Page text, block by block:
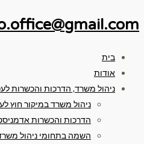
בית
אודות
ניהול משרד, הדרכות והכשרות
ניהול משרד במיקור חוץ
הדרכות והכשרות
השמה בתחומי ניהול